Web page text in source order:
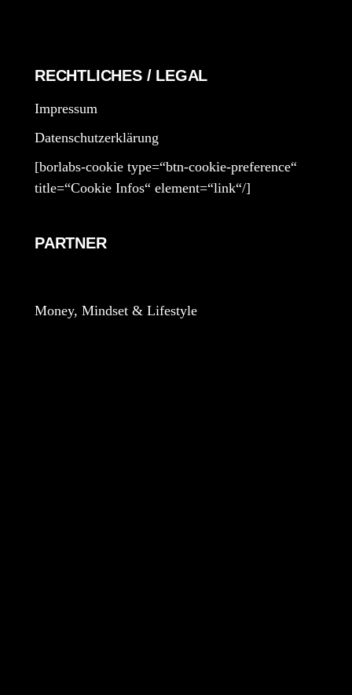
RECHTLICHES / LEGAL
Impressum
Datenschutzerklärung
[borlabs-cookie type=“btn-cookie-preference“
title=“Cookie Infos“ element=“link“/]
PARTNER
Money, Mindset & Lifestyle